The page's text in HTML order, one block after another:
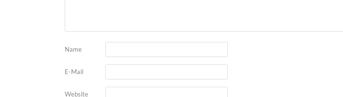
Name
E-Mail
Website